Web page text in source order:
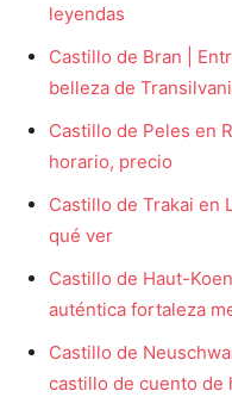
leyendas
Castillo de Bran |
belleza de
Castillo de Peles en
horario, precio
Castillo de Trakai en
qué ver
Castillo de Haut-
auténtica fortaleza
Castillo de
castillo de cuento de